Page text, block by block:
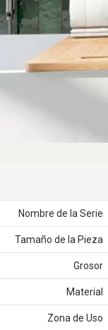
Nombre de la Serie
Tamaño de la Pieza
Grosor
Material
Zona de Uso